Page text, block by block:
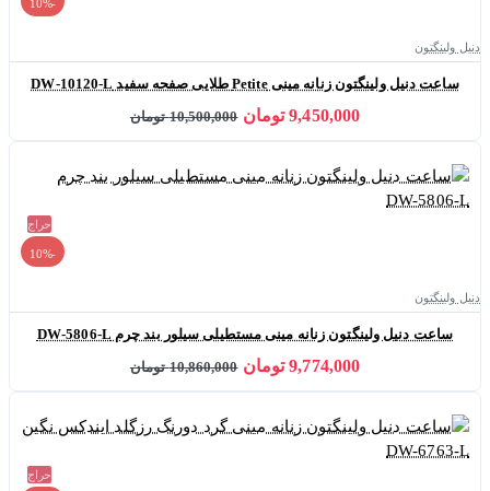
-10%
دنیل ولینگتون
ساعت دنیل ولینگتون زنانه مینی Petite طلایی صفحه سفید DW-10120-L
9,450,000 تومان 10,500,000 تومان
حراج
-10%
دنیل ولینگتون
ساعت دنیل ولینگتون زنانه مینی مستطیلی سیلور بند چرم DW-5806-L
9,774,000 تومان 10,860,000 تومان
حراج